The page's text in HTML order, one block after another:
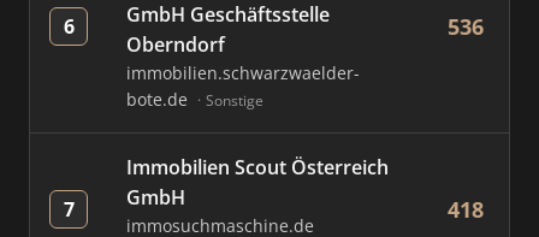
6
GmbH Geschäftsstelle
Oberndorf
immobilien.schwarzwaelder-
bote.de
Sonstige
536
7
Immobilien Scout Österreich
GmbH
immosuchmaschine.de
418